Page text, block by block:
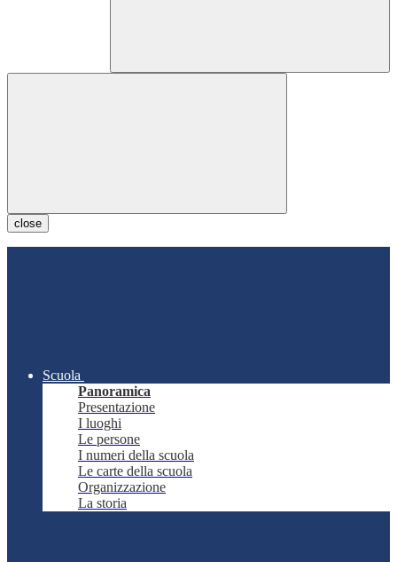
close
Scuola
Panoramica
Presentazione
I luoghi
Le persone
I numeri della scuola
Le carte della scuola
Organizzazione
La storia